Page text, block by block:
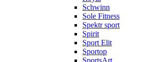
Schwinn
Sole Fitness
Spektr sport
Spirit
Sport Elit
Sportop
SportsArt